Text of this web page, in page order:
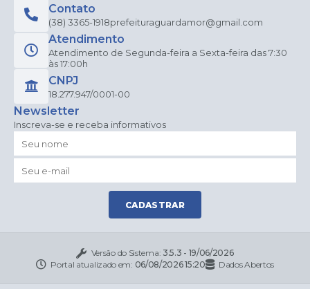
Contato
(38) 3365-1918prefeituraguardamor@gmail.com
Atendimento
Atendimento de Segunda-feira a Sexta-feira das 7:30
às 17:00h
CNPJ
18.277.947/0001-00
Newsletter
Inscreva-se e receba informativos
CADASTRAR
Versão do Sistema: 3.5.3 - 19/06/2026
Portal atualizado em: 06/08/2026 15:20 Dados Abertos